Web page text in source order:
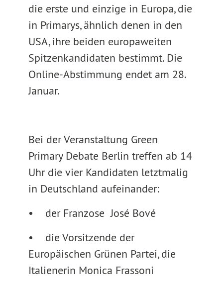
die erste und einzige in Europa, die
in Primarys, ähnlich denen in den
USA, ihre beiden europaweiten
Spitzenkandidaten bestimmt. Die
Online-Abstimmung endet am 28.
Januar.
Bei der Veranstaltung Green
Primary Debate Berlin treffen ab 14
Uhr die vier Kandidaten letztmalig
in Deutschland aufeinander:
• der Franzose José Bové
• die Vorsitzende der
Europäischen Grünen Partei, die
Italienerin Monica Frassoni